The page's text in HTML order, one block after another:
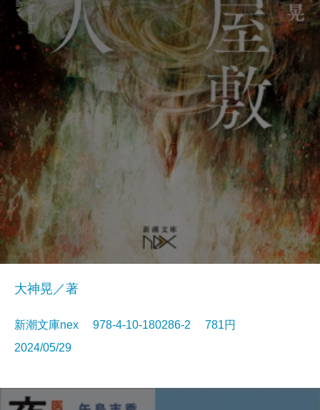
大神晃／著
新潮文庫nex 978-4-10-180286-2 781円
2024/05/29